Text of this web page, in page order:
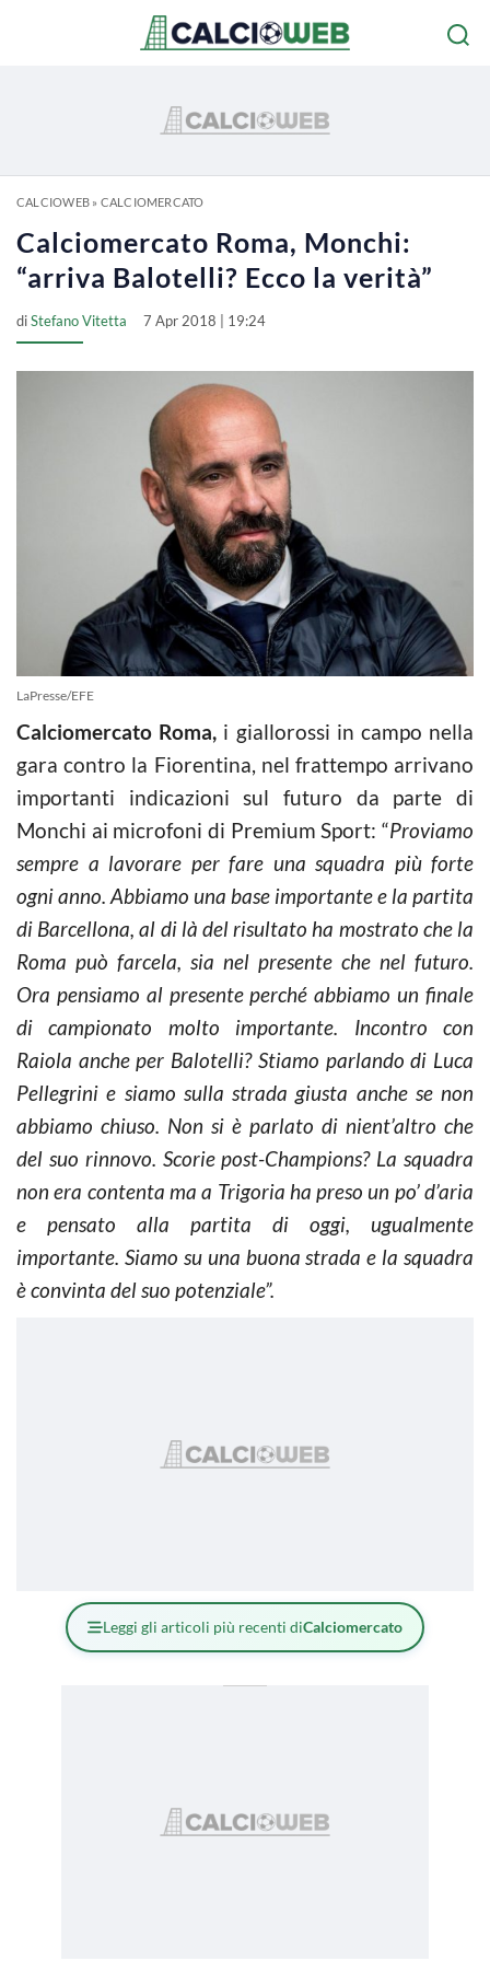
CALCIOWEB» CALCIOMERCATO
Calciomercato Roma, Monchi:
“arriva Balotelli? Ecco la verità”
diStefano Vitetta 7 Apr 2018 | 19:24
LaPresse/EFE
Calciomercato Roma, i giallorossi in campo nella
gara contro la Fiorentina, nel frattempo arrivano
importanti indicazioni sul futuro da parte di
Monchi ai microfoni di Premium Sport: “Proviamo
sempre a lavorare per fare una squadra più forte
ogni anno. Abbiamo una base importante e la partita
di Barcellona, al di là del risultato ha mostrato che la
Roma può farcela, sia nel presente che nel futuro.
Ora pensiamo al presente perché abbiamo un finale
di campionato molto importante. Incontro con
Raiola anche per Balotelli? Stiamo parlando di Luca
Pellegrini e siamo sulla strada giusta anche se non
abbiamo chiuso. Non si è parlato di nient’altro che
del suo rinnovo. Scorie post-Champions? La squadra
non era contenta ma a Trigoria ha preso un po’ d’aria
e pensato alla partita di oggi, ugualmente
importante. Siamo su una buona strada e la squadra
è convinta del suo potenziale”.
Leggi gli articoli più recenti diCalciomercato